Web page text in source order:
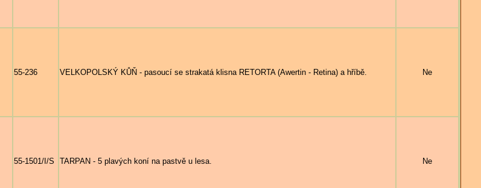
55-236 VELKOPOLSKÝ KŮŇ - pasoucí se strakatá klisna RETORTA (Awertin - Retina) a hříbě. Ne
55-1501/I/S TARPAN - 5 plavých koní na pastvě u lesa. Ne